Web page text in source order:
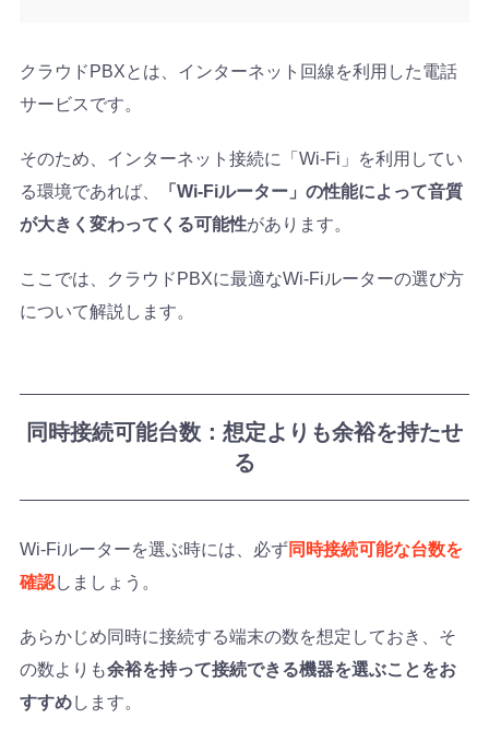
クラウドPBXとは、インターネット回線を利用した電話
サービスです。
そのため、インターネット接続に「Wi-Fi」を利用してい
る環境であれば、
「Wi-Fiルーター」の性能によって音質
が大きく変わってくる可能性があります。
ここでは、クラウドPBXに最適なWi-Fiルーターの選び方
について解説します。
同時接続可能台数：想定よりも余裕を持たせ
る
Wi-Fiルーターを選ぶ時には、必ず同時接続可能な台数を
確認しましょう。
あらかじめ同時に接続する端末の数を想定しておき、そ
の数よりも余裕を持って接続できる機器を選ぶことをお
すすめします。